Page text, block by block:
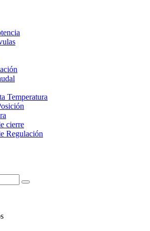
Temperatura
cierre
Regulación